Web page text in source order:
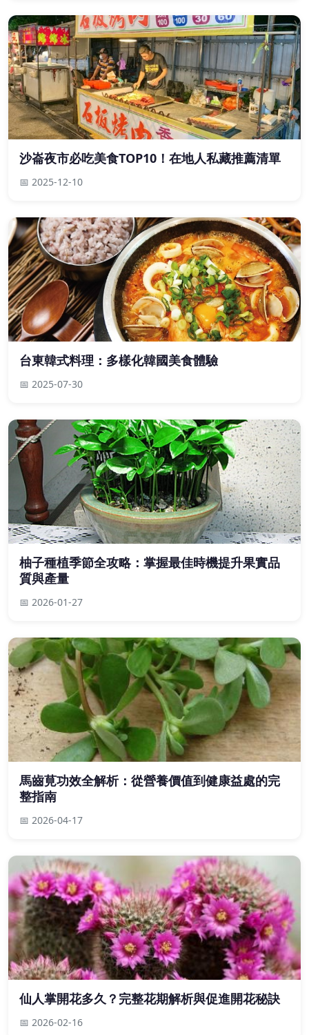
沙崙夜市必吃美食TOP10！在地人私藏推薦清單
📅 2025-12-10
台東韓式料理：多樣化韓國美食體驗
📅 2025-07-30
柚子種植季節全攻略：掌握最佳時機提升果實品
質與產量
📅 2026-01-27
馬齒莧功效全解析：從營養價值到健康益處的完
整指南
📅 2026-04-17
仙人掌開花多久？完整花期解析與促進開花秘訣
📅 2026-02-16